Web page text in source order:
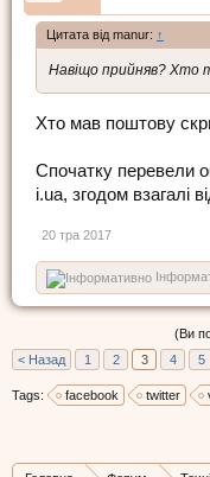
Цитата від manur: ↑
Навіщо прийняв? Хто
Хто мав поштову
Спочатку перевели
i.ua, згодом взагалі
20 тра 2017
(Ви
< Назад
1 2 3 4 5
Tags: facebook twitter